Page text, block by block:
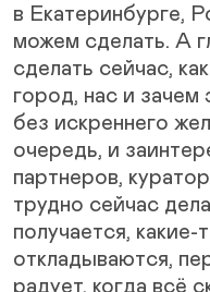
в Екатеринбурге,
можем сделать. А
сделать сейчас,
город, нас и зачем
без искреннего
очередь, и
партнеров,
трудно сейчас
получается, какие-
откладываются,
радует, когда всё